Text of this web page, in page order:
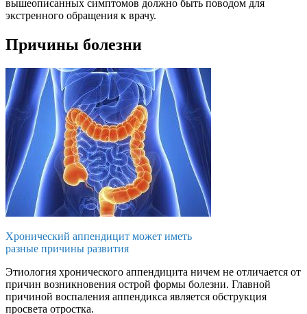
вышеописанных симптомов должно быть поводом для
экстренного обращения к врачу.
Причины болезни
Хронический аппендицит может иметь
разные причины развития
Этиология хронического аппендицита ничем не отличается от
причин возникновения острой формы болезни. Главной
причиной воспаления аппендикса является обструкция
просвета отростка.